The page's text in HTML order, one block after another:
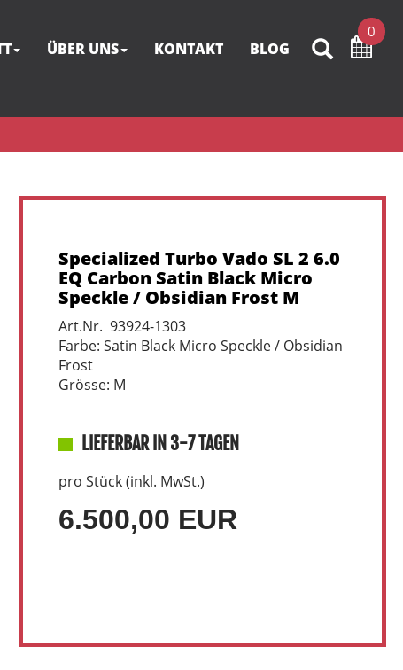
0
ÜBER UNS KONTAKT BLOG
Specialized Turbo Vado SL 2 6.0
EQ Carbon Satin Black Micro
Speckle / Obsidian Frost M
Art.Nr. 93924-1303
Farbe: Satin Black Micro Speckle / Obsidian
Frost
Grösse: M
LIEFERBAR IN 3-7 TAGEN
pro Stück (inkl. MwSt.)
6.500,00 EUR